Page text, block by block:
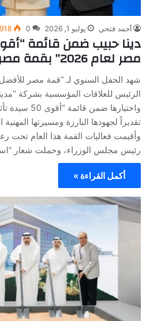
أحمد فتحي يوليو 1, 2026 0
918
مصر لعام 2026” بقمة مصر للأفضل
تقديراً لجهودها البارزة ومسيرتها
​وأقيمت فعاليات القمة هذا العام تحت
رئيس مجلس الوزراء، وحملت شعار
أكمل القراءة »